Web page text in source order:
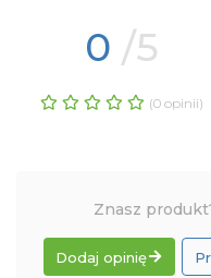
0 /5
(0 opinii)
Znasz
Dodaj opinię